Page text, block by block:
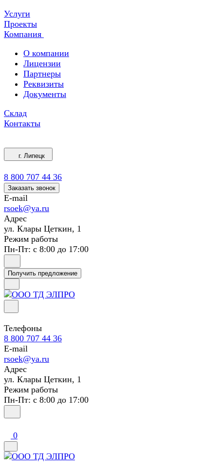
Услуги
Проекты
Компания
О компании
Лицензии
Партнеры
Реквизиты
Документы
Склад
Контакты
г. Липецк
8 800 707 44 36
Заказать звонок
E-mail
rsoek@ya.ru
Адрес
ул. Клары Цеткин, 1
Режим работы
Пн-Пт: с 8:00 до 17:00
Получить предложение
Телефоны
8 800 707 44 36
E-mail
rsoek@ya.ru
Адрес
ул. Клары Цеткин, 1
Режим работы
Пн-Пт: с 8:00 до 17:00
0